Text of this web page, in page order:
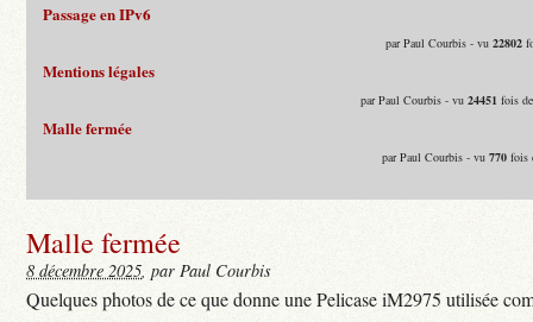
Passage en IPv6
par Paul Courbis - vu22802
Mentions légales
par Paul Courbis - vu24451 fois
Malle fermée
par Paul Courbis - vu770 fois
Malle fermée
8 décembre 2025, par Paul Courbis
Quelques photos de ce que donne une Pelicase iM2975 utilisée